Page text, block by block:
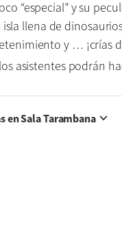
“especial” y su
llena de
y … ¡crías
asistentes podrán
en Sala Tarambana